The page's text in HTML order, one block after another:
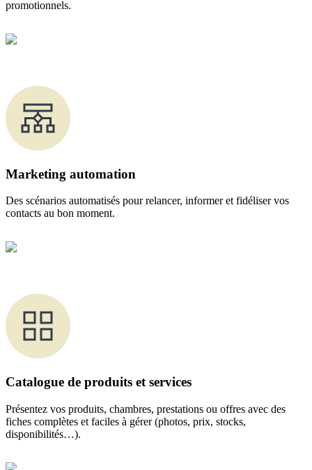
promotionnels.
Marketing automation
Des scénarios automatisés pour relancer, informer et fidéliser vos
contacts au bon moment.
Catalogue de produits et services
Présentez vos produits, chambres, prestations ou offres avec des
fiches complètes et faciles à gérer (photos, prix, stocks,
disponibilités…).